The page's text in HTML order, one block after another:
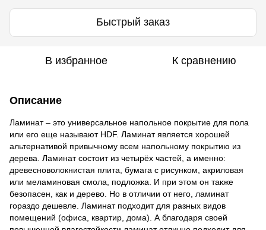
Быстрый заказ
В избранное К сравнению
Описание
Ламинат – это универсальное напольное покрытие для пола
или его еще называют HDF. Ламинат является хорошей
альтернативой привычному всем напольному покрытию из
дерева. Ламинат состоит из четырёх частей, а именно:
древесноволокнистая плита, бумага с рисунком, акриловая
или меламиновая смола, подложка. И при этом он также
безопасен, как и дерево. Но в отличии от него, ламинат
гораздо дешевле. Ламинат подходит для разных видов
помещений (офиса, квартир, дома). А благодаря своей